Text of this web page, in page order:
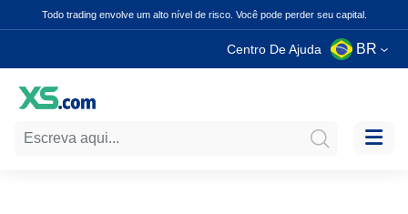
Todo trading envolve um alto nível de risco. Você pode perder seu capital.
Centro De Ajuda BR